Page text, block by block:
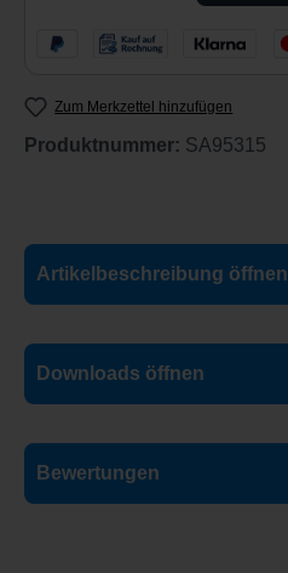
Zum Merkzettel hinzufügen
Produktnummer: SA95315
Artikelbeschreibung öffnen
Downloads öffnen
Bewertungen